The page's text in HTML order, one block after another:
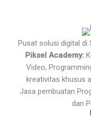
Pusat solusi digital di
Piksel Academy:
Video,
kreativitas khusus
Jasa pembuatan
dan